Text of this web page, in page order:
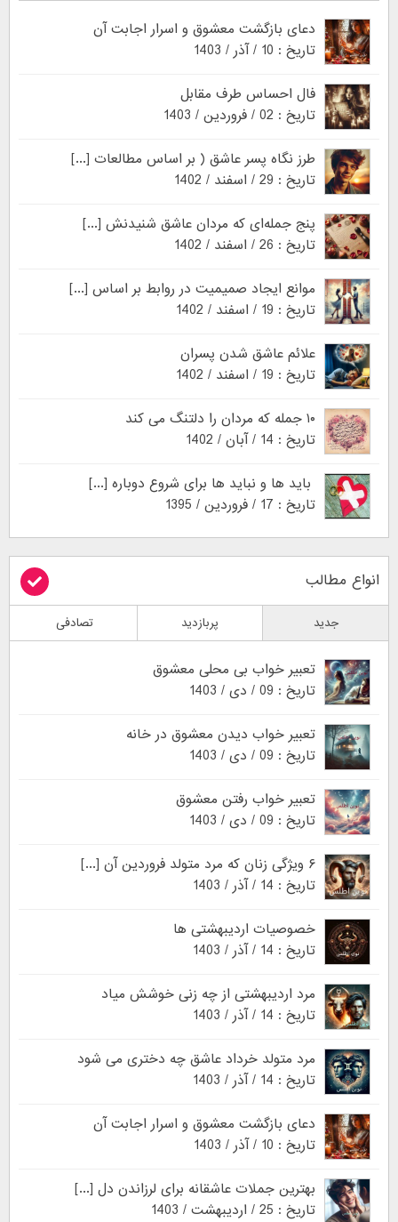
دعای بازگشت معشوق و اسرار اجابت آن
تاریخ : 10 / آذر / 1403
فال احساس طرف مقابل
تاریخ : 02 / فروردین / 1403
طرز نگاه پسر عاشق ( بر اساس مطالعات [...]
تاریخ : 29 / اسفند / 1402
پنج جمله‌ای که مردان عاشق شنیدنش [...]
تاریخ : 26 / اسفند / 1402
موانع ایجاد صمیمیت در روابط بر اساس [...]
تاریخ : 19 / اسفند / 1402
علائم عاشق شدن پسران
تاریخ : 19 / اسفند / 1402
۱۰ جمله که مردان را دلتنگ می کند
تاریخ : 14 / آبان / 1402
باید ها و نباید ها برای شروع دوباره [...]
تاریخ : 17 / فروردین / 1395
انواع مطالب
جدید پربازدید تصادفی
تعبیر خواب بی محلی معشوق
تاریخ : 09 / دی / 1403
تعبیر خواب دیدن معشوق در خانه
تاریخ : 09 / دی / 1403
تعبیر خواب رفتن معشوق
تاریخ : 09 / دی / 1403
۶ ویژگی زنان که مرد متولد فروردین آن [...]
تاریخ : 14 / آذر / 1403
خصوصیات اردیبهشتی ها
تاریخ : 14 / آذر / 1403
مرد اردیبهشتی از چه زنی خوشش میاد
تاریخ : 14 / آذر / 1403
مرد متولد خرداد عاشق چه دختری می شود
تاریخ : 14 / آذر / 1403
دعای بازگشت معشوق و اسرار اجابت آن
تاریخ : 10 / آذر / 1403
بهترین جملات عاشقانه برای لرزاندن دل [...]
تاریخ : 25 / اردیبهشت / 1403